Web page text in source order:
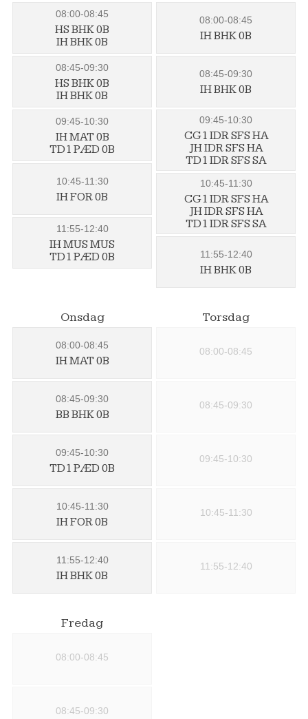
08:00-08:45
HS BHK 0B
IH BHK 0B
08:45-09:30
HS BHK 0B
IH BHK 0B
09:45-10:30
IH MAT 0B
TD1 PÆD 0B
10:45-11:30
IH FOR 0B
11:55-12:40
IH MUS MUS
TD1 PÆD 0B
08:00-08:45
IH BHK 0B
08:45-09:30
IH BHK 0B
09:45-10:30
CG1 IDR SFS HA
JH IDR SFS HA
TD1 IDR SFS SA
10:45-11:30
CG1 IDR SFS HA
JH IDR SFS HA
TD1 IDR SFS SA
11:55-12:40
IH BHK 0B
Onsdag
08:00-08:45
IH MAT 0B
08:45-09:30
BB BHK 0B
09:45-10:30
TD1 PÆD 0B
10:45-11:30
IH FOR 0B
11:55-12:40
IH BHK 0B
Torsdag
08:00-08:45
08:45-09:30
09:45-10:30
10:45-11:30
11:55-12:40
Fredag
08:00-08:45
08:45-09:30